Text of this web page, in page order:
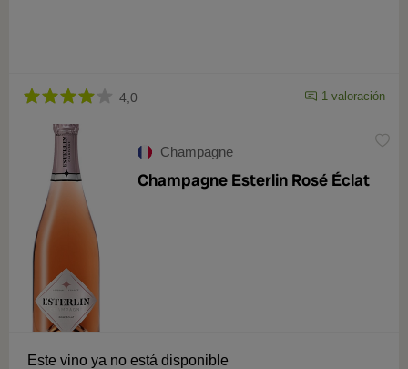
4,0 1 valoración
Champagne
Champagne Esterlin Rosé Éclat
Este vino ya no está disponible